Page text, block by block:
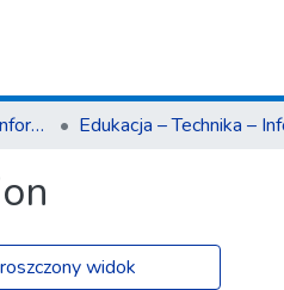
Edukacja – Technika – Informatyka
widok